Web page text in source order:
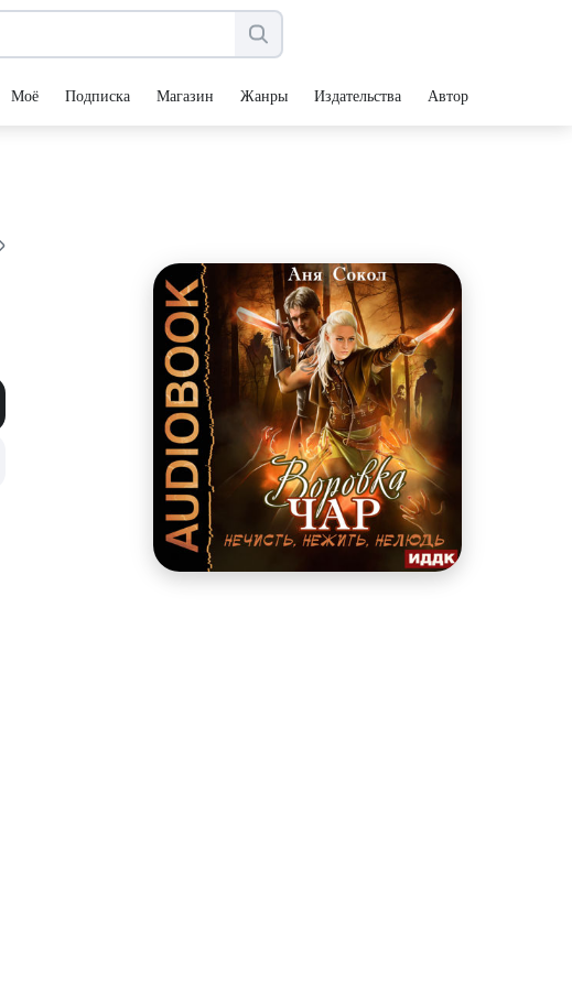
Моё Подписка Магазин Жанры Издательства Авторы